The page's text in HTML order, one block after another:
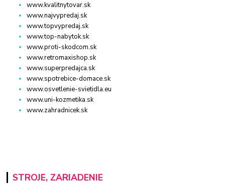
www.kvalitnytovar.sk
www.najvypredaj.sk
www.topvypredaj.sk
www.top-nabytok.sk
www.proti-skodcom.sk
www.retromaxishop.sk
www.superpredajca.sk
www.spotrebice-domace.sk
www.osvetlenie-svietidla.eu
www.uni-kozmetika.sk
www.zahradnicek.sk
STROJE, ZARIADENIE